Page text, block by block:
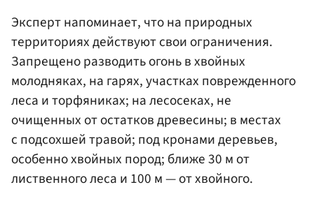
Эксперт напоминает, что на природных
территориях действуют свои ограничения.
Запрещено разводить огонь в хвойных
молодняках, на гарях, участках поврежденного
леса и торфяниках; на лесосеках, не
очищенных от остатков древесины; в местах
с подсохшей травой; под кронами деревьев,
особенно хвойных пород; ближе 30 м от
лиственного леса и 100 м — от хвойного.